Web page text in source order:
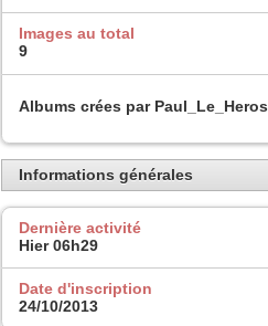
Images au total
9
Albums crées par Paul_Le_Heros
Informations générales
Dernière activité
Hier06h29
Date d'inscription
24/10/2013